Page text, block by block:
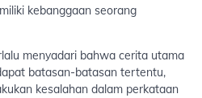
kebanggaan seorang
menyadari bahwa cerita utama
batasan-batasan tertentu,
kesalahan dalam perkataan